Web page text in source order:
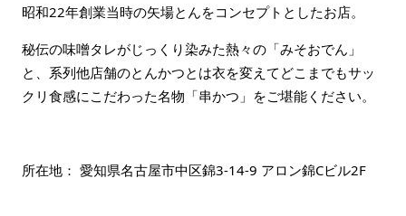
昭和22年創業当時の矢場とんをコンセプトとしたお店。
秘伝の味噌タレがじっくり染みた熱々の「みそおでん」
と、系列他店舗のとんかつとは衣を変えてどこまでもサッ
クリ食感にこだわった名物「串かつ」をご堪能ください。
所在地： 愛知県名古屋市中区錦3-14-9 アロン錦Cビル2F